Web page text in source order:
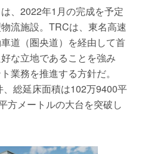
、2022年1月の完成を予定
流施設。TRCは、東名高速
道（圏央道）を経由して首
な立地であることを強み
業務を推進する方針だ。
総延床面積は102万9400平
方メートルの大台を突破し